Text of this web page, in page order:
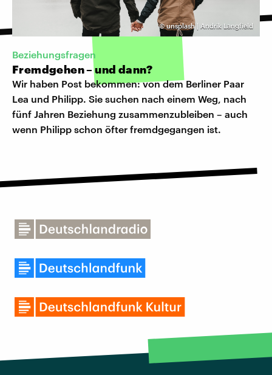
©unsplash | Andrik Langfield
Beziehungsfragen
Fremdgehen – und dann?
Wir haben Post bekommen: von dem Berliner Paar
Lea und Philipp. Sie suchen nach einem Weg, nach
fünf Jahren Beziehung zusammenzubleiben – auch
wenn Philipp schon öfter fremdgegangen ist.